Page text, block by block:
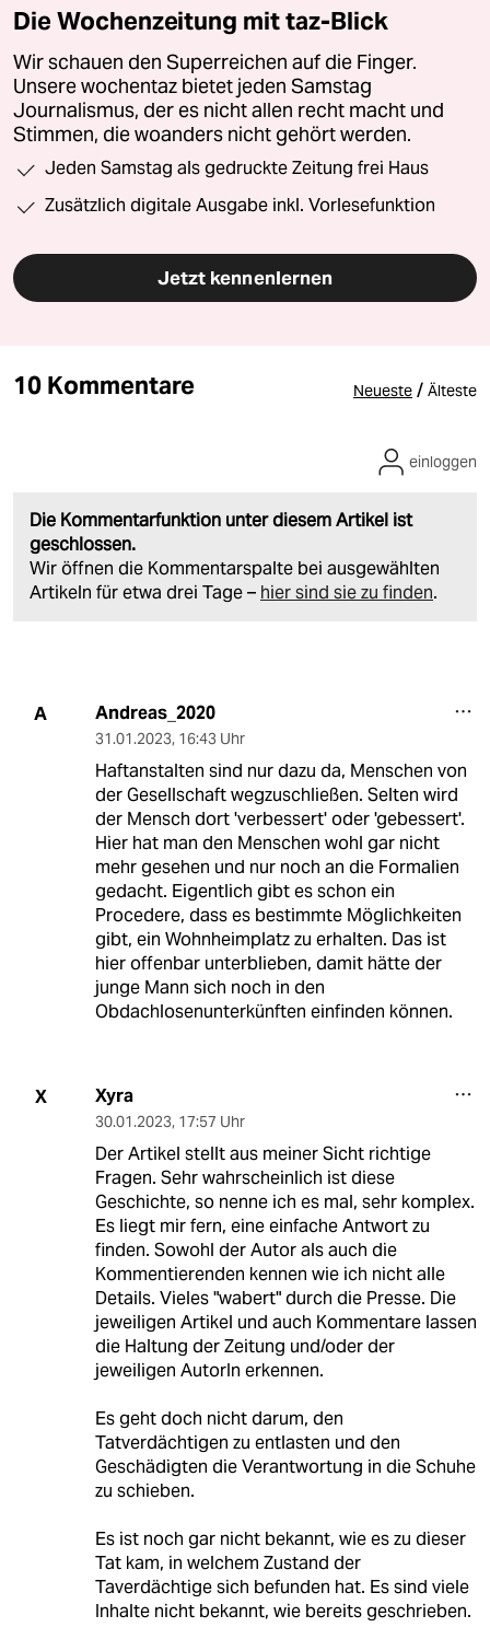
Die Wochenzeitung mit taz-Blick
Wir schauen den Superreichen auf die Finger.
Unsere wochentaz bietet jeden Samstag
Journalismus, der es nicht allen recht macht und
Stimmen, die woanders nicht gehört werden.
Jeden Samstag als gedruckte Zeitung frei Haus
Zusätzlich digitale Ausgabe inkl. Vorlesefunktion
Jetzt kennenlernen
10 Kommentare Neueste / Älteste
Die Kommentarfunktion unter diesem Artikel ist
geschlossen.
Wir öffnen die Kommentarspalte bei ausgewählten
Artikeln für etwa drei Tage – hier sind sie zu finden.
einloggen
A Andreas_2020
31.01.2023, 16:43 Uhr
Haftanstalten sind nur dazu da, Menschen von
der Gesellschaft wegzuschließen. Selten wird
der Mensch dort 'verbessert' oder 'gebessert'.
Hier hat man den Menschen wohl gar nicht
mehr gesehen und nur noch an die Formalien
gedacht. Eigentlich gibt es schon ein
Procedere, dass es bestimmte Möglichkeiten
gibt, ein Wohnheimplatz zu erhalten. Das ist
hier offenbar unterblieben, damit hätte der
junge Mann sich noch in den
Obdachlosenunterkünften einfinden können.
X Xyra
30.01.2023, 17:57 Uhr
Der Artikel stellt aus meiner Sicht richtige
Fragen. Sehr wahrscheinlich ist diese
Geschichte, so nenne ich es mal, sehr komplex.
Es liegt mir fern, eine einfache Antwort zu
finden. Sowohl der Autor als auch die
Kommentierenden kennen wie ich nicht alle
Details. Vieles "wabert" durch die Presse. Die
jeweiligen Artikel und auch Kommentare lassen
die Haltung der Zeitung und/oder der
jeweiligen AutorIn erkennen.
Es geht doch nicht darum, den
Tatverdächtigen zu entlasten und den
Geschädigten die Verantwortung in die Schuhe
zu schieben.
Es ist noch gar nicht bekannt, wie es zu dieser
Tat kam, in welchem Zustand der
Taverdächtige sich befunden hat. Es sind viele
Inhalte nicht bekannt, wie bereits geschrieben.